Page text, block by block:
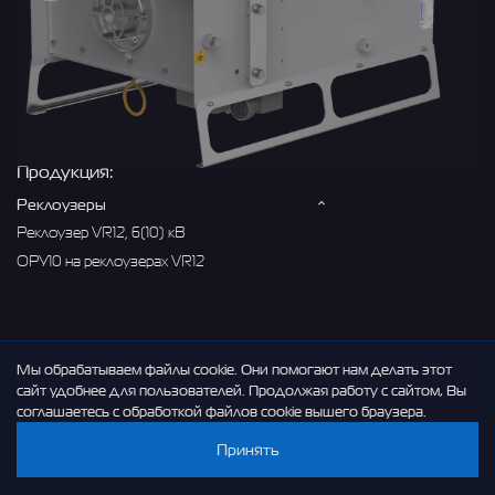
Продукция:
Реклoузеры
Реклоузер VR12, 6(10) кВ
ОРУ10 на реклоузерах VR12
Мы обрабатываем файлы cookie. Они помогают нам делать этот
сайт удобнее для пользователей. Продолжая работу с сайтом, Вы
соглашаетесь с обработкой файлов cookie вышего браузера.
Принять